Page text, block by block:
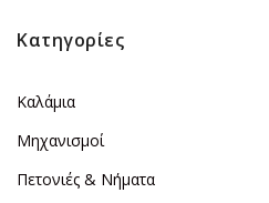
Κατηγορίες
Καλάμια
Μηχανισμοί
Πετονιές & Νήματα